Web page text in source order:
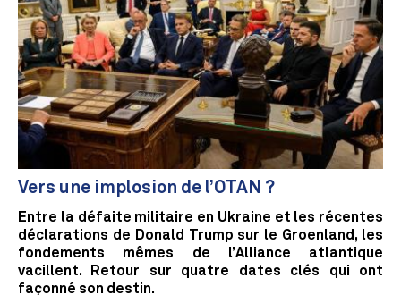
Vers une implosion de l’OTAN ?
Entre la défaite militaire en Ukraine et les récentes
déclarations de Donald Trump sur le Groenland, les
fondements mêmes de l’Alliance atlantique
vacillent. Retour sur quatre dates clés qui ont
façonné son destin.